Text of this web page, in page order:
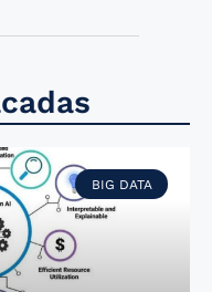
BIG DATA